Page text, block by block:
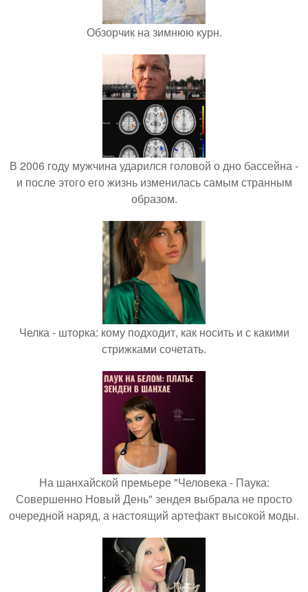
Обзорчик на зимнюю курн.
В 2006 году мужчина ударился головой о дно бассейна -
и после этого его жизнь изменилась самым странным
образом.
Челка - шторка: кому подходит, как носить и с какими
стрижками сочетать.
На шанхайской премьере "Человека - Паука:
Совершенно Новый День" зендея выбрала не просто
очередной наряд, а настоящий артефакт высокой моды.